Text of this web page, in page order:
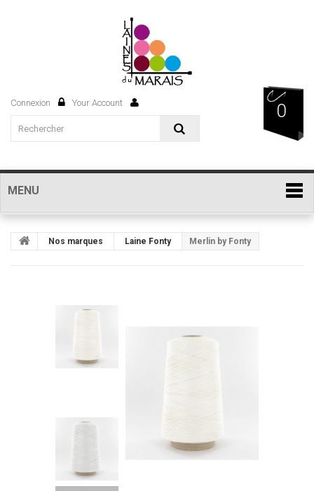
0
Connexion Your Account
MENU
Nos marques Laine Fonty Merlin by Fonty